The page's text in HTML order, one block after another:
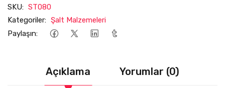
SKU: ST080
Kategoriler: Şalt Malzemeleri
Paylaşın:
Açıklama Yorumlar (0)